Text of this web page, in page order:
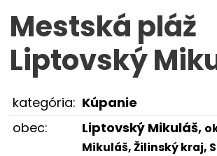
Mestská pláž
Liptovský
kategória: Kúpanie
obec:
Liptovský Mikuláš,
Mikuláš, Žilinský kraj,